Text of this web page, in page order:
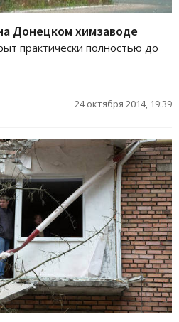
Донецком химзаводе
практически полностью до
24 октября 2014, 19:39